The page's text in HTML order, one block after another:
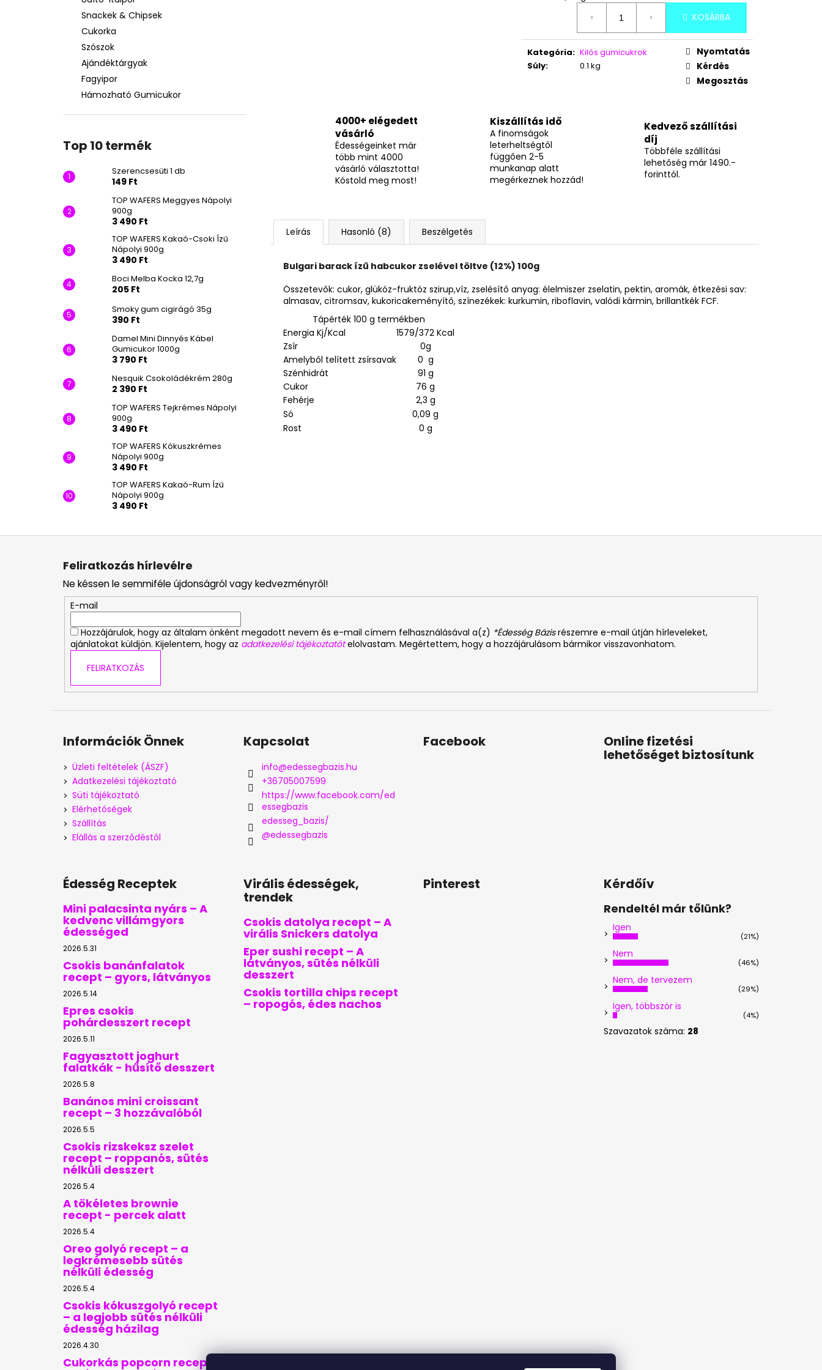
Snackek & Chipsek
Cukorka
Szószok
Ajándéktárgyak
Fagyipor
Hámozható Gumicukor
Top 10 termék
Szerencsesüti 1 db
149 Ft
TOP WAFERS Meggyes Nápolyi
900g
3 490 Ft
TOP WAFERS Kakaó-Csoki Ízű
Nápolyi 900g
3 490 Ft
Boci Melba Kocka 12,7g
205 Ft
Smoky gum cigirágó 35g
390 Ft
Damel Mini Dinnyés Kábel
Gumicukor 1000g
3 790 Ft
Nesquik Csokoládékrém 280g
2 390 Ft
TOP WAFERS Tejkrémes Nápolyi
900g
3 490 Ft
TOP WAFERS Kókuszkrémes
Nápolyi 900g
3 490 Ft
TOP WAFERS Kakaó-Rum Ízű
Nápolyi 900g
3 490 Ft
KOSÁRBA
Kategória: Kilós gumicukrok
Súly: 0.1 kg
Nyomtatás
Kérdés
Megosztás
4000+ elégedett
vásárló
Édességeinket már
több mint 4000
vásárló választotta!
Kóstold meg most!
Kiszállítás idő
A finomságok
leterheltségtől
függően 2-5
munkanap alatt
megérkeznek hozzád!
Kedvező szállítási
díj
Többféle szállítási
lehetőség már 1490.-
forinttól.
Leírás Hasonló (8) Beszélgetés
Bulgari barack ízű habcukor zselével töltve (12%) 100g
Összetevők: cukor, glükóz-fruktóz szirup,víz, zselésítő anyag: élelmiszer zselatin, pektin, aromák, étkezési sav:
almasav, citromsav, kukoricakeményítő, színezékek: kurkumin, riboflavin, valódi kármin, brillantkék FCF.
Tápérték 100 g termékben
Energia Kj/Kcal
1579/372 Kcal
Zsír
0g
Amelyből telített zsírsavak
0 g
Szénhidrát
91 g
Cukor
76 g
Fehérje
2,3 g
Só
0,09 g
Rost
0 g
SZERENCSESÜTI 1 DB
149 Ft
TOP WAFERS KAKAÓ-CSOKI ÍZŰ
L
Feliratkozás hírlevélre
Ne késsen le semmiféle újdonságról vagy kedvezményről!
E-mail
Hozzájárulok, hogy az általam önként megadott nevem és e-mail címem felhasználásával a(z) *Édesség Bázisrészemre e-mail útján hírleveleket,
ajánlatokat küldjön. Kijelentem, hogy az adatkezelési tájékoztatót elolvastam. Megértettem, hogy a hozzájárulásom bármikor visszavonhatom.
FELIRATKOZÁS
Információk Önnek
Üzleti feltételek (ÁSZF)
Adatkezelési tájékoztató
Süti tájékoztató
Elérhetőségek
Szállítás
Elállás a szerződéstől
Kapcsolat
info@edessegbazis.hu
+36705007599
https://www.facebook.com/ed
essegbazis
edesseg_bazis/
@edessegbazis
Facebook Online fizetési
lehetőséget biztosítunk
Édesség Receptek
Mini palacsinta nyárs – A
kedvenc villámgyors
édességed
2026.5.31
Csokis banánfalatok
recept – gyors, látványos
2026.5.14
Epres csokis
pohárdesszert recept
2026.5.11
Fagyasztott joghurt
falatkák - hűsítő desszert
2026.5.8
Banános mini croissant
recept – 3 hozzávalóból
2026.5.5
Csokis rizskeksz szelet
recept – roppanós, sütés
nélküli desszert
2026.5.4
A tökéletes brownie
recept - percek alatt
2026.5.4
Oreo golyó recept – a
legkrémesebb sütés
nélküli édesség
2026.5.4
Csokis kókuszgolyó recept
– a legjobb sütés nélküli
édesség házilag
2026.4.30
Cukorkás popcorn recept
Virális édességek,
trendek
Csokis datolya recept – A
virális Snickers datolya
Eper sushi recept – A
látványos, sütés nélküli
desszert
Csokis tortilla chips recept
– ropogós, édes nachos
Pinterest Kérdőív
Rendeltél már tőlünk?
Igen
(21%)
Nem
(46%)
Nem, de tervezem
(29%)
Igen, többször is
(4%)
Szavazatok száma: 28